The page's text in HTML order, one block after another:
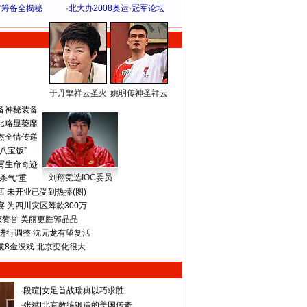
备全揭秘 ·北大办2008奥运·冠军论坛
于丹擎祥云圣火 姚明传神圣祥云
神秘装备
略显萎靡
全情传递
宝饭”
生命奇迹
气”重
刘翔竞选IOC委员
未开业已受到热捧(图)
为四川灾区筹款300万
赞誉 美丽更胜郭晶晶
行调整 沈元龙有望复活
8金没戏 北京变化很大
·段暄 女足首战瑞典以巧求胜
·张斌 北京教练锻造的美国传奇